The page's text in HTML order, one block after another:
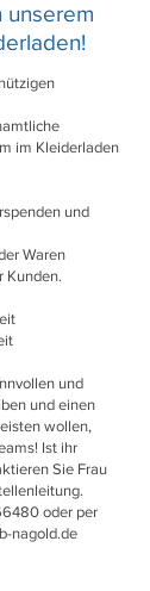
unserem
im Kleiderladen
und
Waren
Kunden.
und
und einen
wollen,
Ist ihr
Sie Frau
oder per
nagold.de